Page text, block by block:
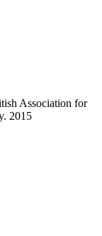
Association for
2015